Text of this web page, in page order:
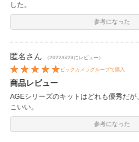
した。
参考になった
匿名 さん （2022/6/23にレビュー）
ビックカメラグループで購入
商品レビュー
AGEシリーズのキットはどれも優秀だが
こいい。
参考になった